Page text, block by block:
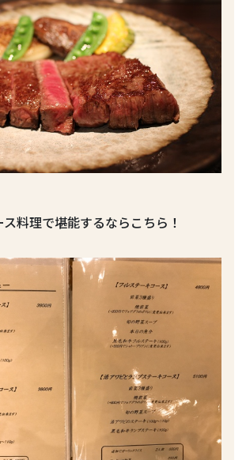
料理で堪能するならこちら！